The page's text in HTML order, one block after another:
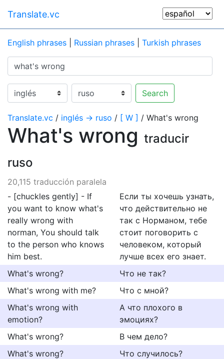
Translate.vc
English phrases Russian phrases Turkish phrases
Search
Translate.vc / inglés → ruso / [ W ] / What's wrong
What's wrong traducir
ruso
20,115 traducción paralela
- [chuckles gently] - If
you want to know what's
really wrong with
norman, You should talk
to the person who knows
him best.
Если ты хочешь узнать,
что действительно не
так с Норманом, тебе
стоит поговорить с
человеком, который
лучше всех его знает.
What's wrong?
Что не так?
What's wrong with me?
Что с мной?
What's wrong with
emotion?
А что плохого в
эмоциях?
What's wrong?
В чем дело?
What's wrong?
Что случилось?